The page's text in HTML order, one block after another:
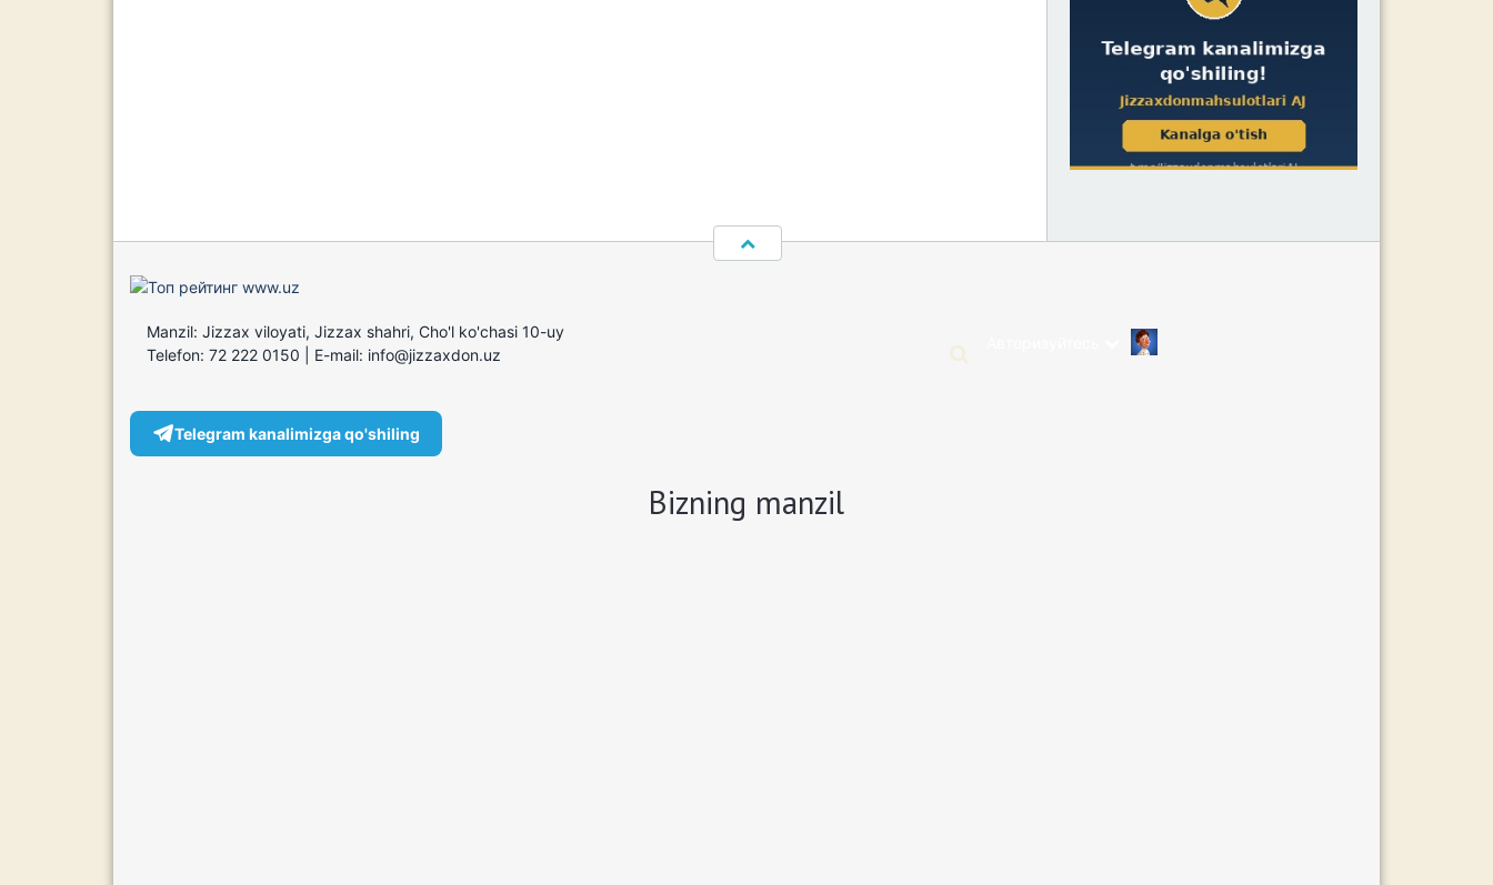
Manzil: Jizzax viloyati, Jizzax shahri, Cho'l ko'chasi 10-uy
Telefon: 72 222 0150 | E-mail: info@jizzaxdon.uz
Telegram kanalimizga qo'shiling
Bizning manzil